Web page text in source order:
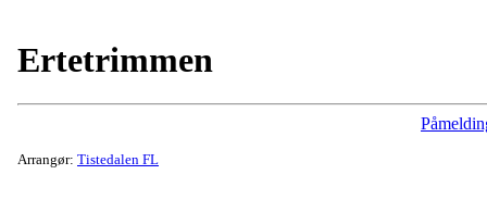
Ertetrimmen
Arrangør: Tistedalen FL